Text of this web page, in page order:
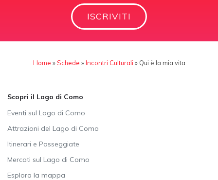
ISCRIVITI
Home »Schede »Incontri Culturali » Qui è la mia vita
Scopri il Lago di Como
Eventi sul Lago di Como
Attrazioni del Lago di Como
Itinerari e Passeggiate
Mercati sul Lago di Como
Esplora la mappa